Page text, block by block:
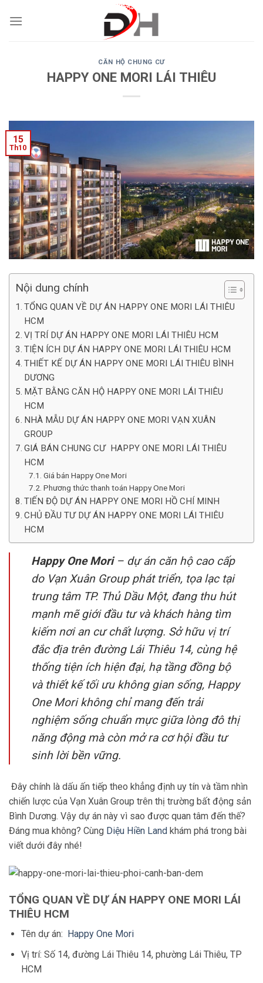
CĂN HỘ CHUNG CƯ
HAPPY ONE MORI LÁI THIÊU
15
Th10
Nội dung chính
TỔNG QUAN VỀ DỰ ÁN HAPPY ONE MORI LÁI THIÊU
HCM
VỊ TRÍ DỰ ÁN HAPPY ONE MORI LÁI THIÊU HCM
TIỆN ÍCH DỰ ÁN HAPPY ONE MORI LÁI THIÊU HCM
THIẾT KẾ DỰ ÁN HAPPY ONE MORI LÁI THIÊU BÌNH
DƯƠNG
MẶT BẰNG CĂN HỘ HAPPY ONE MORI LÁI THIÊU
HCM
NHÀ MẪU DỰ ÁN HAPPY ONE MORI VẠN XUÂN
GROUP
GIÁ BÁN CHUNG CƯ HAPPY ONE MORI LÁI THIÊU
HCM
Giá bán Happy One Mori
Phương thức thanh toán Happy One Mori
TIẾN ĐỘ DỰ ÁN HAPPY ONE MORI HỒ CHÍ MINH
CHỦ ĐẦU TƯ DỰ ÁN HAPPY ONE MORI LÁI THIÊU
HCM
Happy One Mori– dự án căn hộ cao cấp
do Vạn Xuân Group phát triển, tọa lạc tại
trung tâm TP. Thủ Dầu Một, đang thu hút
mạnh mẽ giới đầu tư và khách hàng tìm
kiếm nơi an cư chất lượng. Sở hữu vị trí
đắc địa trên đường Lái Thiêu 14, cùng hệ
thống tiện ích hiện đại, hạ tầng đồng bộ
và thiết kế tối ưu không gian sống, Happy
One Mori không chỉ mang đến trải
nghiệm sống chuẩn mực giữa lòng đô thị
năng động mà còn mở ra cơ hội đầu tư
sinh lời bền vững.
Đây chính là dấu ấn tiếp theo khẳng định uy tín và tầm nhìn
chiến lược của Vạn Xuân Group trên thị trường bất động sản
Bình Dương. Vậy dự án này vì sao được quan tâm đến thế?
Đáng mua không? Cùng Diệu Hiền Land khám phá trong bài
viết dưới đây nhé!
TỔNG QUAN VỀ DỰ ÁN HAPPY ONE MORI LÁI
THIÊU HCM
Tên dự án: Happy One Mori
Vị trí: Số 14, đường Lái Thiêu 14, phường Lái Thiêu, TP
HCM